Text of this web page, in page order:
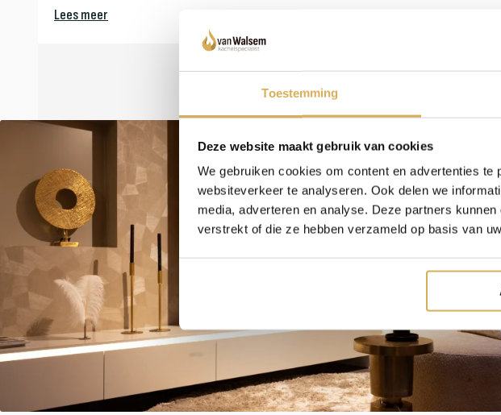
Toestemming
Deze website maakt gebruik van cookies
We gebruiken cookies om content en advertenties
websiteverkeer te analyseren. Ook delen we
media, adverteren en analyse. Deze partners
verstrekt of die ze hebben verzameld op basis van
Lees meer